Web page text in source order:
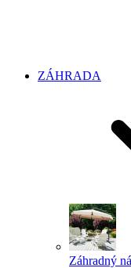
ZÁHRADA
Záhradný